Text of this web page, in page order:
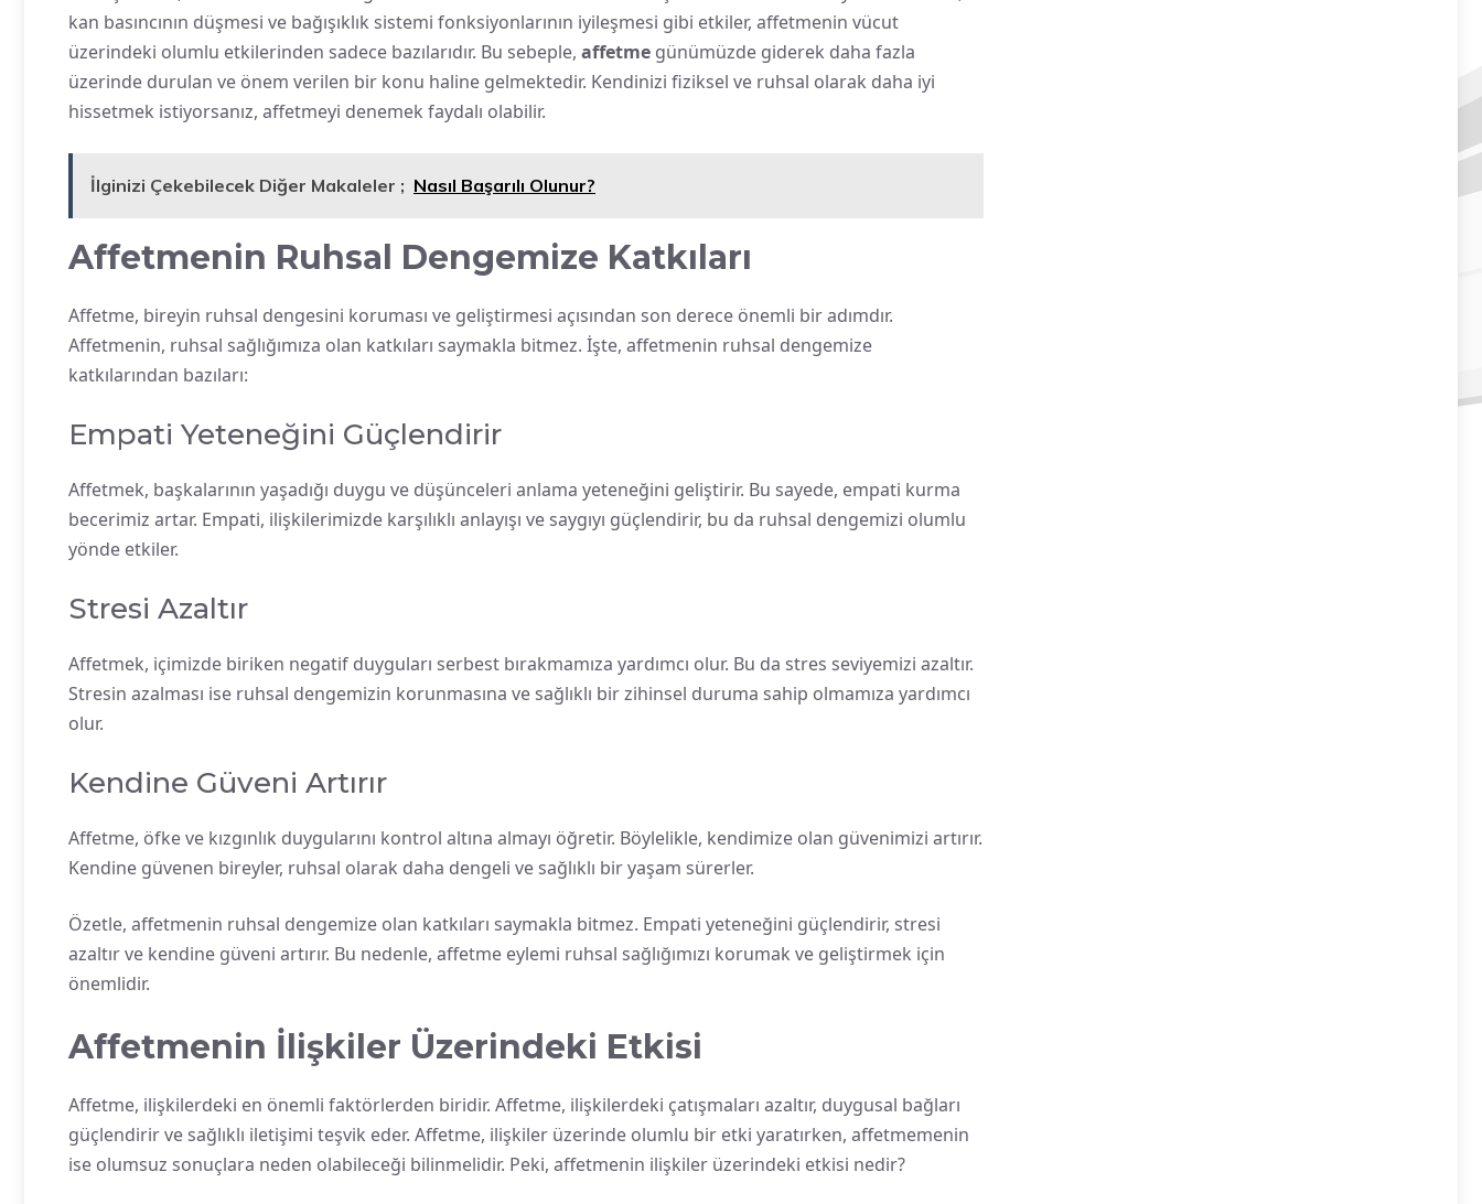
kan basıncının düşmesi ve bağışıklık sistemi fonksiyonlarının iyileşmesi gibi etkiler, affetmenin vücut
üzerindeki olumlu etkilerinden sadece bazılarıdır. Bu sebeple, affetme günümüzde giderek daha fazla
üzerinde durulan ve önem verilen bir konu haline gelmektedir. Kendinizi fiziksel ve ruhsal olarak daha iyi
hissetmek istiyorsanız, affetmeyi denemek faydalı olabilir.
İlginizi Çekebilecek Diğer Makaleler ; Nasıl Başarılı Olunur?
Affetmenin Ruhsal Dengemize Katkıları
Affetme, bireyin ruhsal dengesini koruması ve geliştirmesi açısından son derece önemli bir adımdır.
Affetmenin, ruhsal sağlığımıza olan katkıları saymakla bitmez. İşte, affetmenin ruhsal dengemize
katkılarından bazıları:
Empati Yeteneğini Güçlendirir
Affetmek, başkalarının yaşadığı duygu ve düşünceleri anlama yeteneğini geliştirir. Bu sayede, empati kurma
becerimiz artar. Empati, ilişkilerimizde karşılıklı anlayışı ve saygıyı güçlendirir, bu da ruhsal dengemizi olumlu
yönde etkiler.
Stresi Azaltır
Affetmek, içimizde biriken negatif duyguları serbest bırakmamıza yardımcı olur. Bu da stres seviyemizi azaltır.
Stresin azalması ise ruhsal dengemizin korunmasına ve sağlıklı bir zihinsel duruma sahip olmamıza yardımcı
olur.
Kendine Güveni Artırır
Affetme, öfke ve kızgınlık duygularını kontrol altına almayı öğretir. Böylelikle, kendimize olan güvenimizi artırır.
Kendine güvenen bireyler, ruhsal olarak daha dengeli ve sağlıklı bir yaşam sürerler.
Özetle, affetmenin ruhsal dengemize olan katkıları saymakla bitmez. Empati yeteneğini güçlendirir, stresi
azaltır ve kendine güveni artırır. Bu nedenle, affetme eylemi ruhsal sağlığımızı korumak ve geliştirmek için
önemlidir.
Affetmenin İlişkiler Üzerindeki Etkisi
Affetme, ilişkilerdeki en önemli faktörlerden biridir. Affetme, ilişkilerdeki çatışmaları azaltır, duygusal bağları
güçlendirir ve sağlıklı iletişimi teşvik eder. Affetme, ilişkiler üzerinde olumlu bir etki yaratırken, affetmemenin
ise olumsuz sonuçlara neden olabileceği bilinmelidir. Peki, affetmenin ilişkiler üzerindeki etkisi nedir?